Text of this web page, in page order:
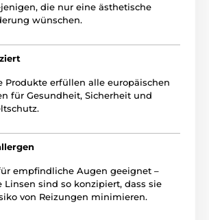
die nur eine ästhetische
wünschen.
Produkte erfüllen alle europäischen
für Gesundheit, Sicherheit und
empfindliche Augen geeignet –
Linsen sind so konzipiert, dass sie
von Reizungen minimieren.